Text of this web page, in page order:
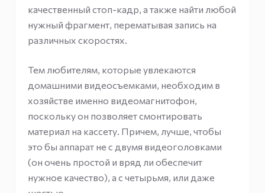
качественный стоп-кадр, а также найти любой
нужный фрагмент, перематывая запись на
различных скоростях.
Тем любителям, которые увлекаются
домашними видеосъемками, необходим в
хозяйстве именно видеомагнитофон,
поскольку он позволяет смонтировать
материал на кассету. Причем, лучше, чтобы
это бы аппарат не с двумя видеоголовками
(он очень простой и вряд ли обеспечит
нужное качество), а с четырьмя, или даже